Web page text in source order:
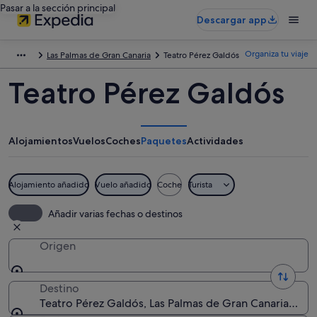
Pasar a la sección principal
Descargar app
Las Palmas de Gran Canaria Teatro Pérez Galdós Organiza tu viaje
Teatro Pérez Galdós
AlojamientosVuelosCochesPaquetesActividades
Alojamiento añadido Vuelo añadido Coche Turista
Añadir varias fechas o destinos
Origen
Destino
Teatro Pérez Galdós, Las Palmas de Gran Canaria,